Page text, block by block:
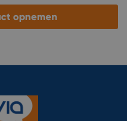
opnemen